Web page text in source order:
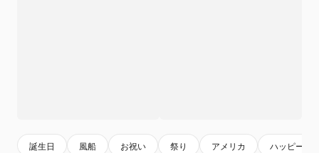
誕生日 風船 お祝い 祭り アメリカ ハッピー